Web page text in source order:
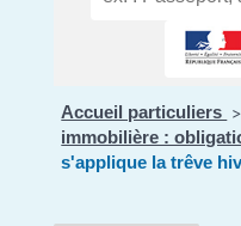
Accueil particuliers >
immobilière :
s'applique la trêve